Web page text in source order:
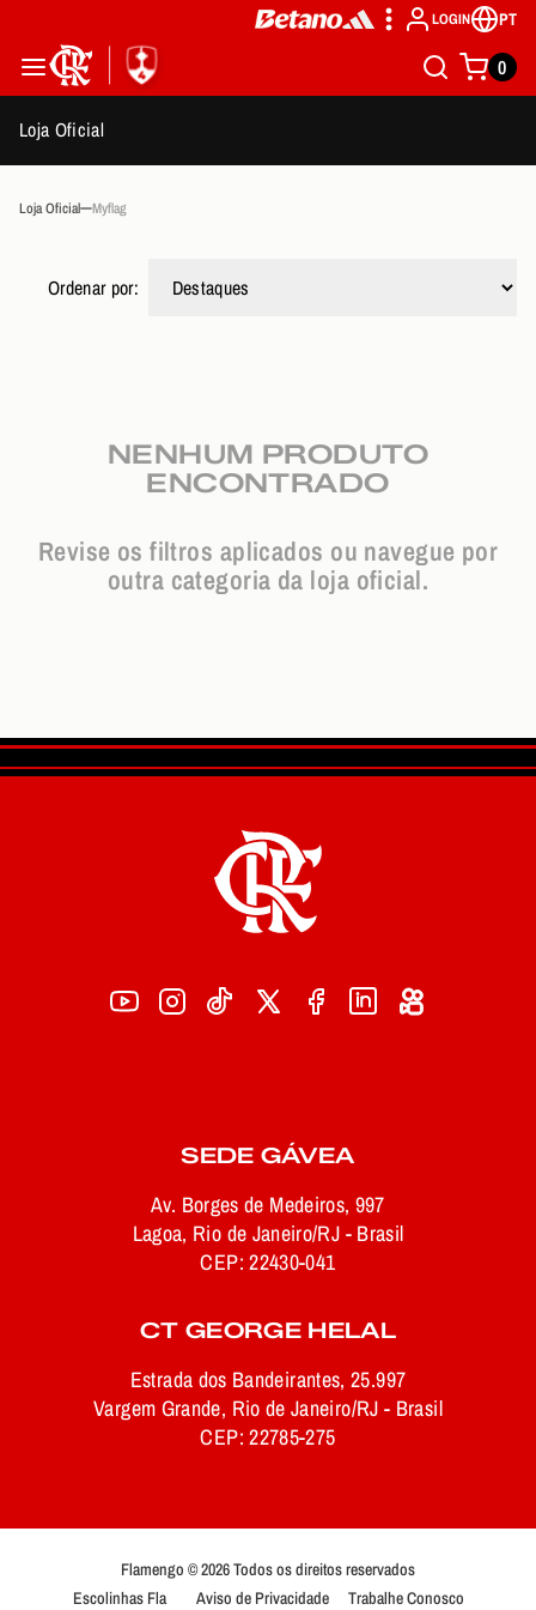
LOGIN PT
0
Loja Oficial
Loja Oficial Myflag
Ordenar por:
NENHUM PRODUTO
ENCONTRADO
Revise os filtros aplicados ou navegue por
outra categoria da loja oficial.
SEDE GÁVEA
Av. Borges de Medeiros, 997
Lagoa, Rio de Janeiro/RJ - Brasil
CEP: 22430-041
CT GEORGE HELAL
Estrada dos Bandeirantes, 25.997
Vargem Grande, Rio de Janeiro/RJ - Brasil
CEP: 22785-275
Flamengo © 2026 Todos os direitos reservados
Escolinhas Fla
Aviso de Privacidade Trabalhe Conosco